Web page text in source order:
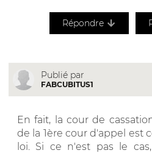
Répondre
Publié par
FABCUBITUS1
En fait, la cour de
de la 1ère cour d'appel est
loi. Si ce n'est pas le